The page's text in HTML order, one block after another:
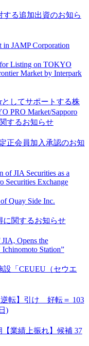
する追加出資のお知ら
in JAMP Corporation
Listing on TOKYO
Market by Interpark
としてサポートする株
PRO Market/Sapporo
するお知らせ
正会員加入承認のお知
of JIA Securities as a
Securities Exchange
Quay Side Inc.
に関するお知らせ
Opens the
Station”
設「CEUEU（セウエ
転】引け 好転＝ 103
)
【業績上振れ】候補 37